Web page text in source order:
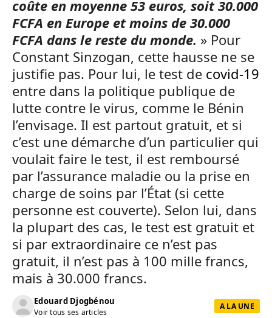
coûte en moyenne 53 euros, soit 30.000
FCFA en Europe et moins de 30.000
FCFA dans le reste du monde. » Pour
Constant Sinzogan, cette hausse ne se
justifie pas. Pour lui, le test de covid-19
entre dans la politique publique de
lutte contre le virus, comme le Bénin
l’envisage. Il est partout gratuit, et si
c’est une démarche d’un particulier qui
voulait faire le test, il est remboursé
par l’assurance maladie ou la prise en
charge de soins par l’État (si cette
personne est couverte). Selon lui, dans
la plupart des cas, le test est gratuit et
si par extraordinaire ce n’est pas
gratuit, il n’est pas à 100 mille francs,
mais à 30.000 francs.
Edouard Djogbénou
Voir tous ses articles
A LA UNE